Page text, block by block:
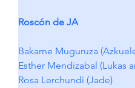
Roscón de JA
Bakarne Muguruza
Esther Mendizabal (Lukas
Rosa Lerchundi (Jade)